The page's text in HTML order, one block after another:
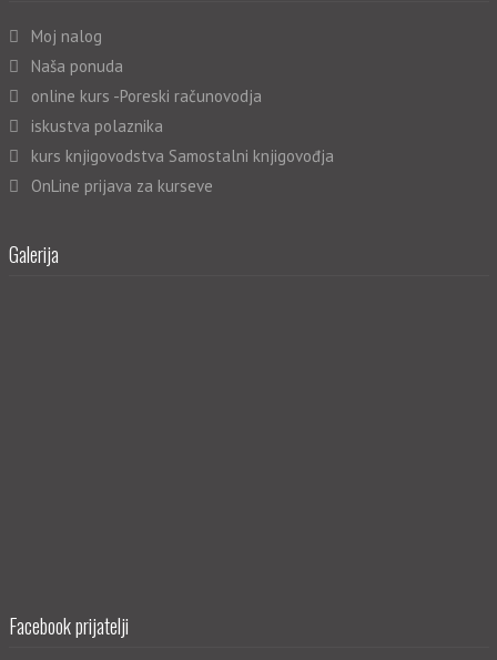
Moj nalog
Naša ponuda
online kurs -Poreski računovodja
iskustva polaznika
kurs knjigovodstva Samostalni knjigovođja
OnLine prijava za kurseve
Galerija
Facebook prijatelji